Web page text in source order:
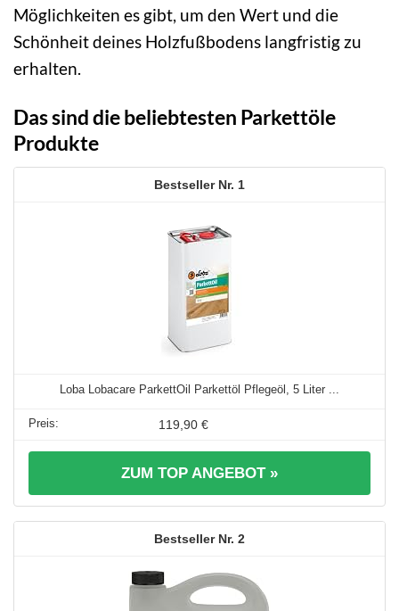
Möglichkeiten es gibt, um den Wert und die
Schönheit deines Holzfußbodens langfristig zu
erhalten.
Das sind die beliebtesten Parkettöle
Produkte
1
Loba Lobacare ParkettOil Parkettöl Pflegeöl, 5 Liter ...
119,90 €
ZUM TOP ANGEBOT »
2